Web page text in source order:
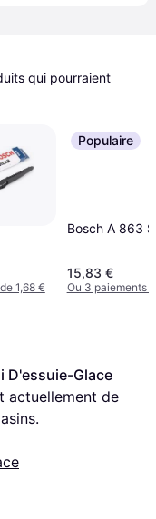
qui pourraient
1,68 €
Populaire
Bosch A 863 S
15,83 €
Ou 3 paiements
D'essuie-Glace
actuellement de